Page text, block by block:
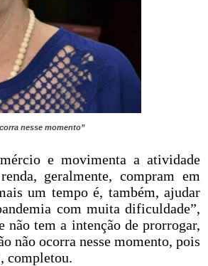
nesse momento”
e movimenta a atividade
geralmente, compram em
um tempo é, também, ajudar
com muita dificuldade”,
não tem a intenção de prorrogar,
não ocorra nesse momento, pois
completou.